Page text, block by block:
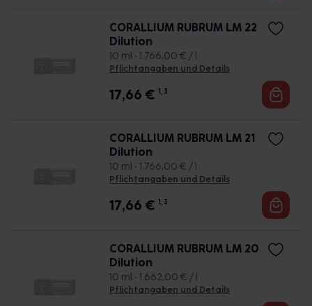
CORALLIUM RUBRUM LM 22
Dilution
10 ml • 1.766,00 € / l
Pflichtangaben und Details
17,66 € 1, 3
CORALLIUM RUBRUM LM 21
Dilution
10 ml • 1.766,00 € / l
Pflichtangaben und Details
17,66 € 1, 3
CORALLIUM RUBRUM LM 20
Dilution
10 ml • 1.662,00 € / l
Pflichtangaben und Details